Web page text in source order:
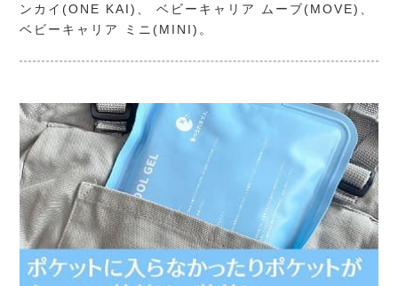
ンカイ(ONE KAI)
、ベビーキャリア ムーブ(MOVE)
ベビーキャリア ミニ(MINI) 。